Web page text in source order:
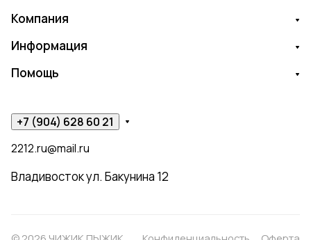
Компания
Информация
Помощь
+7 (904) 628 60 21
2212.ru@mail.ru
Владивосток ул. Бакунина 12